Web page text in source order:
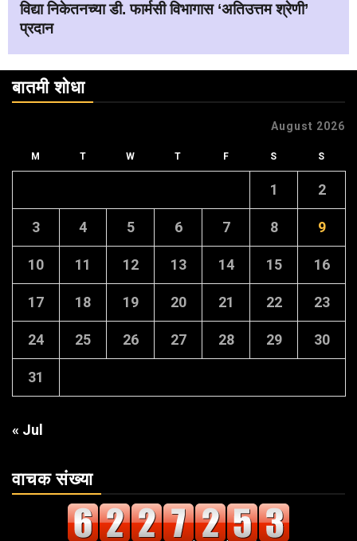
विद्या निकेतनच्या डी. फार्मसी विभागास ‘अतिउत्तम श्रेणी’
प्रदान
बातमी शोधा
August 2026
M T W T F S S
1 2
3 4 5 6 7 8 9
10 11 12 13 14 15 16
17 18 19 20 21 22 23
24 25 26 27 28 29 30
31
« Jul
वाचक संख्या